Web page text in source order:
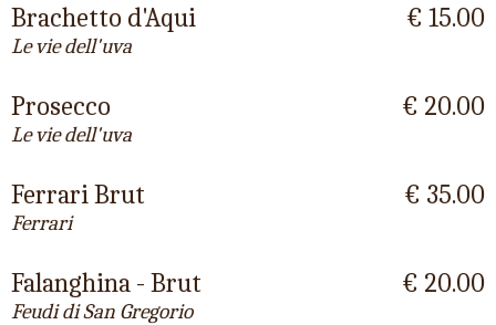
Brachetto d'Aqui
Le vie dell'uva
€ 15.00
Prosecco
Le vie dell'uva
€ 20.00
Ferrari Brut
Ferrari
€ 35.00
Falanghina - Brut
Feudi di San Gregorio
€ 20.00